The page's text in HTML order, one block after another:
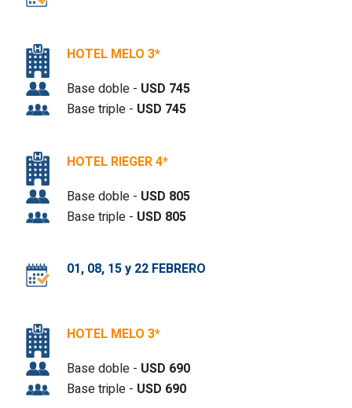
HOTEL MELO 3*
Base doble - USD 745
Base triple - USD 745
HOTEL RIEGER 4*
Base doble - USD 805
Base triple - USD 805
01, 08, 15 y 22 FEBRERO
HOTEL MELO 3*
Base doble - USD 690
Base triple - USD 690